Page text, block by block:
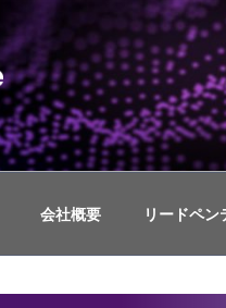
イニシア
トレーションテストや
会社概要 リードペン